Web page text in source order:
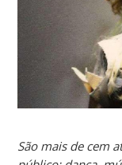
São mais de cem